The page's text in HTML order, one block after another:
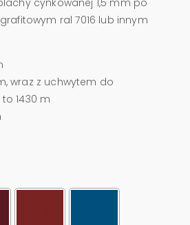
ral 7016 lub innym
wraz z uchwytem do
1430 m